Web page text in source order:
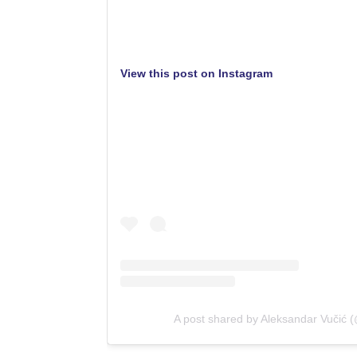
View this post on Instagram
A post shared by Aleksandar Vučić